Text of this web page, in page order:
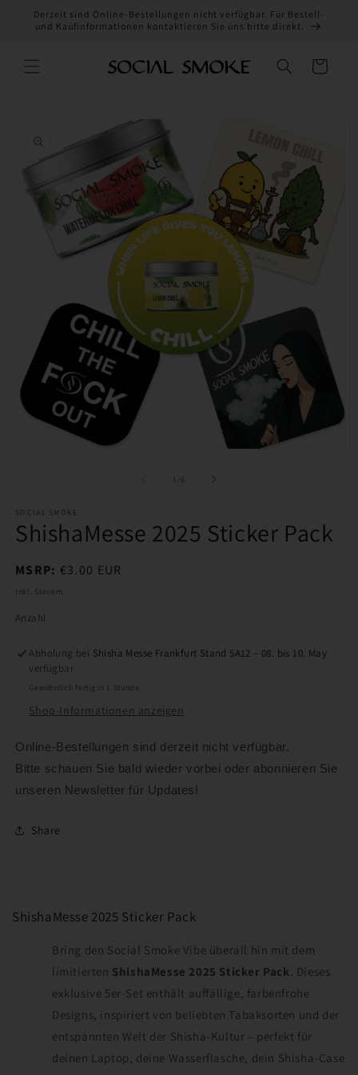
zum
Inhalt
Derzeit sind Online-Bestellungen nicht verfügbar. Für Bestell-
und Kaufinformationen kontaktieren Sie uns bitte direkt.
Warenkorb
1 von
6
SOCIAL SMOKE
ShishaMesse 2025 Sticker Pack
Normaler
Preis
MSRP: €3.00 EUR
Inkl. Steuern.
Anzahl
Abholung bei Shisha Messe Frankfurt Stand 5A12 – 08. bis 10. May
verfügbar
Gewöhnlich fertig in 1 Stunde
Shop-Informationen anzeigen
Online-Bestellungen sind derzeit nicht verfügbar.
Bitte schauen Sie bald wieder vorbei oder abonnieren Sie
unseren Newsletter für Updates!
Share
ShishaMesse 2025 Sticker Pack
Bring den Social Smoke Vibe überall hin mit dem
limitierten ShishaMesse 2025 Sticker Pack. Dieses
exklusive 5er-Set enthält auffällige, farbenfrohe
Designs, inspiriert von beliebten Tabaksorten und der
entspannten Welt der Shisha-Kultur – perfekt für
deinen Laptop, deine Wasserflasche, dein Shisha-Case